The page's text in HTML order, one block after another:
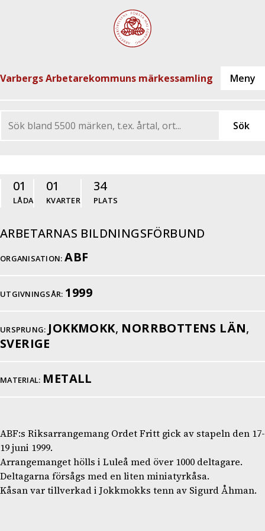
Varbergs Arbetarekommuns märkessamling
01
LÅDA
01
KVARTER
34
PLATS
ARBETARNAS BILDNINGSFÖRBUND
ORGANISATION: ABF
UTGIVNINGSÅR: 1999
URSPRUNG: JOKKMOKK, NORRBOTTENS LÄN,
SVERIGE
MATERIAL: METALL
ABF:s Riksarrangemang Ordet Fritt gick av stapeln den 17-
19 juni 1999.
Arrangemanget hölls i Luleå med över 1000 deltagare.
Deltagarna försågs med en liten miniatyrkåsa.
Kåsan var tillverkad i Jokkmokks tenn av Sigurd Åhman.